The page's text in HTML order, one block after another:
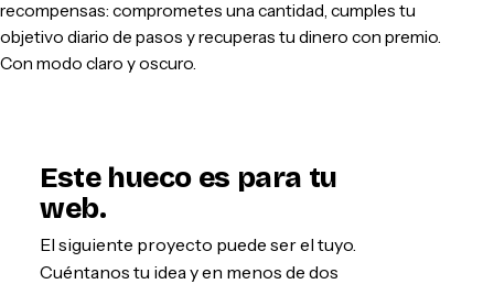
recompensas: comprometes una cantidad, cumples tu
objetivo diario de pasos y recuperas tu dinero con premio.
Con modo claro y oscuro.
Este hueco es para tu
web.
El siguiente proyecto puede ser el tuyo.
Cuéntanos tu idea y en menos de dos